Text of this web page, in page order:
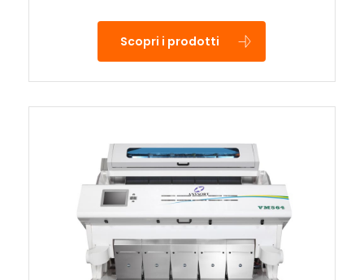
Scopri i prodotti